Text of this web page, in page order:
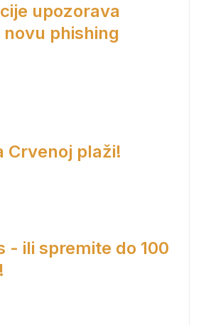
upozorava
phishing
Crvenoj plaži!
- ili spremite do 100